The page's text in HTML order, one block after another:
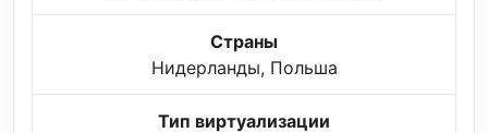
Страны
Нидерланды, Польша
Тип виртуализации